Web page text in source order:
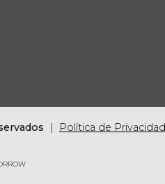
Política de